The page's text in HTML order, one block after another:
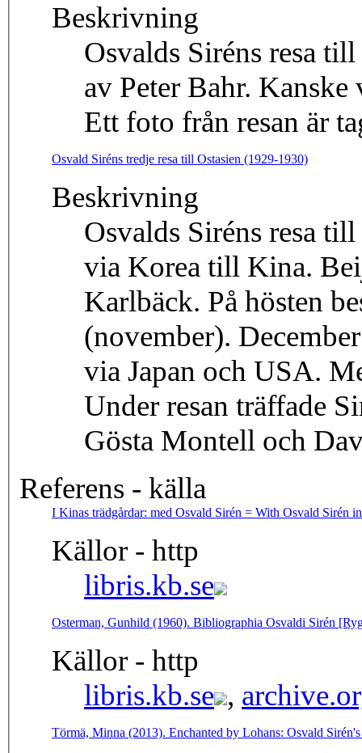
Beskrivning
Osvalds Siréns resa
av Peter Bahr.
Ett foto från resan är
Osvald Siréns tredje resa till Ostasien (1929-1930)
Beskrivning
Osvalds Siréns resa
via Korea till Kina.
Karlbäck. På hösten
(november).
via Japan och USA.
Under resan träffade
Gösta Montell och
Referens - källa
I Kinas trädgårdar: med Osvald Sirén = With Osvald Sirén
Källor - http
libris.kb.se
Osterman, Gunhild (1960). Bibliographia Osvaldi Sirén
Källor - http
libris.kb.se ,
Törmä, Minna (2013). Enchanted by Lohans: Osvald